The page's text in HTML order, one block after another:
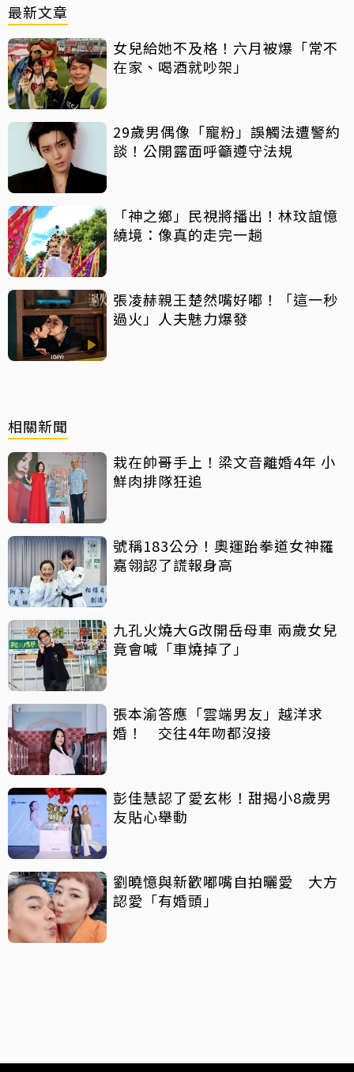
最新文章
女兒給她不及格！六月被爆「常不
在家、喝酒就吵架」
29歲男偶像「寵粉」誤觸法遭警約
談！公開露面呼籲遵守法規
「神之鄉」民視將播出！林玟誼憶
繞境：像真的走完一趟
張凌赫親王楚然嘴好嘟！「這一秒
過火」人夫魅力爆發
相關新聞
栽在帥哥手上！梁文音離婚4年 小
鮮肉排隊狂追
號稱183公分！奧運跆拳道女神羅
嘉翎認了謊報身高
九孔火燒大G改開岳母車 兩歲女兒
竟會喊「車燒掉了」
張本渝答應「雲端男友」越洋求
婚！ 交往4年吻都沒接
彭佳慧認了愛玄彬！甜揭小8歲男
友貼心舉動
劉曉憶與新歡嘟嘴自拍曬愛 大方
認愛「有婚頭」